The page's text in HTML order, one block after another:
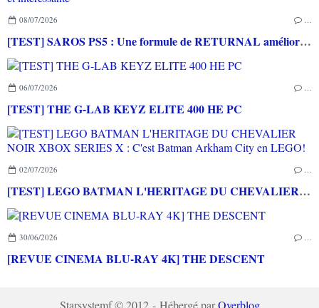
08/07/2026 …
[TEST] SAROS PS5 : Une formule de RETURNAL améliorée et interessante
06/07/2026 …
[TEST] THE G-LAB KEYZ ELITE 400 HE PC
02/07/2026 …
[TEST] LEGO BATMAN L'HERITAGE DU CHEVALIER NOIR XBOX SERIES X : C'est Batman Arkham City en LEGO!
30/06/2026 …
[REVUE CINEMA BLU-RAY 4K] THE DESCENT
Starsystemf © 2012 - Hébergé parOverblog